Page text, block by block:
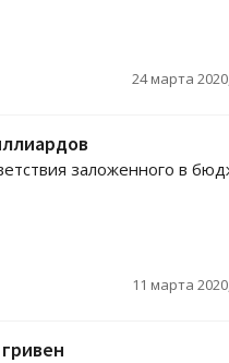
24 марта
заложенного в
11 марта